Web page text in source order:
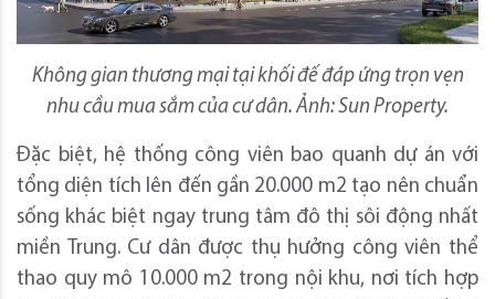
Không gian thương mại tại khối đế đáp ứng trọn vẹn
nhu cầu mua sắm của cư dân. Ảnh: Sun Property.
Đặc biệt, hệ thống công viên bao quanh dự án với
tổng diện tích lên đến gần 20.000 m2 tạo nên chuẩn
sống khác biệt ngay trung tâm đô thị sôi động nhất
miền Trung. Cư dân được thụ hưởng công viên thể
thao quy mô 10.000 m2 trong nội khu, nơi tích hợp